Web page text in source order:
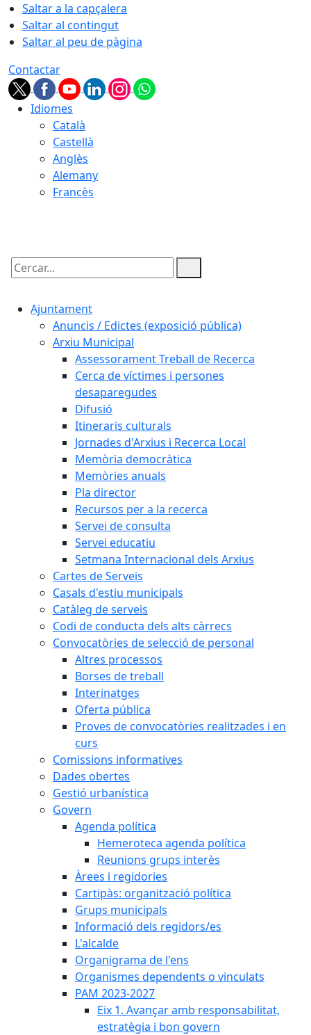
Saltar a la capçalera
Saltar al contingut
Saltar al peu de pàgina
Contactar
Idiomes
Català
Castellà
Anglès
Alemany
Francès
Cercar:
Ajuntament
Anuncis / Edictes (exposició pública)
Arxiu Municipal
Assessorament Treball de Recerca
Cerca de víctimes i persones
desaparegudes
Difusió
Itineraris culturals
Jornades d'Arxius i Recerca Local
Memòria democràtica
Memòries anuals
Pla director
Recursos per a la recerca
Servei de consulta
Servei educatiu
Setmana Internacional dels Arxius
Cartes de Serveis
Casals d'estiu municipals
Catàleg de serveis
Codi de conducta dels alts càrrecs
Convocatòries de selecció de personal
Altres processos
Borses de treball
Interinatges
Oferta pública
Proves de convocatòries realitzades i en
curs
Comissions informatives
Dades obertes
Gestió urbanística
Govern
Agenda política
Hemeroteca agenda política
Reunions grups interès
Àrees i regidories
Cartipàs: organització política
Grups municipals
Informació dels regidors/es
L'alcalde
Organigrama de l'ens
Organismes dependents o vinculats
PAM 2023-2027
Eix 1. Avançar amb responsabilitat,
estratègia i bon govern